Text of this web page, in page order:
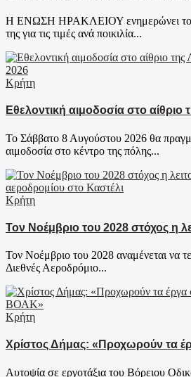
Η ΕΝΩΣΗ ΗΡΑΚΛΕΙΟΥ ενημερώνει
της για τις τιμές ανά ποικιλία...
Κρήτη
Εθελοντική αιμοδοσία στο αίθριο
Το Σάββατο 8 Αυγούστου 2026 θα
αιμοδοσία στο κέντρο της πόλης...
Κρήτη
Τον Νοέμβριο του 2028 στόχος η
Τον Νοέμβριο του 2028 αναμένεται να
Διεθνές Αεροδρόμιο...
Κρήτη
Χρίστος Δήμας: «Προχωρούν τα
Αυτοψία σε εργοτάξια του Βόρειου